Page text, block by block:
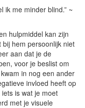
ik me minder blind.” ~
hulpmiddel kan zijn
hem persoonlijk niet
aan dat je de
voor je beslist om
in nog een ander
invloed heeft op
is wat je moet
met je visuele